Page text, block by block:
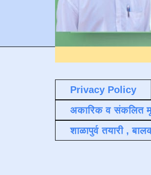
Privacy Policy
अकारिक व संकलित
शाळापुर्व तयारी ,